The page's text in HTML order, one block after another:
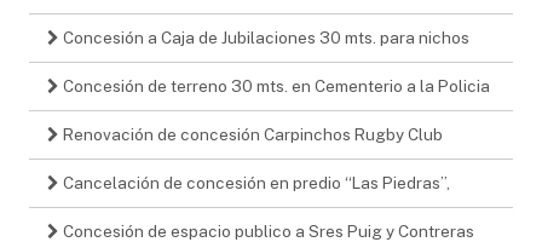
Concesión a Caja de Jubilaciones 30 mts. para nichos
Concesión de terreno 30 mts. en Cementerio a la Policia
Renovación de concesión Carpinchos Rugby Club
Cancelación de concesión en predio “Las Piedras”,
Concesión de espacio publico a Sres Puig y Contreras